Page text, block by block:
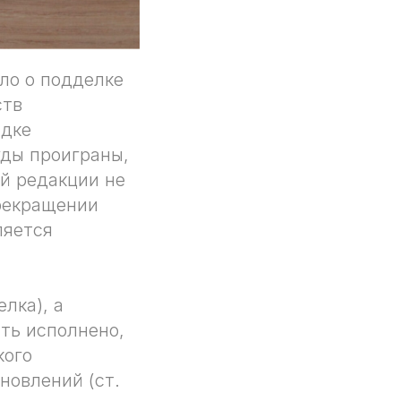
о подделке
проиграны,
редакции не
а
исполнено,
(ст.